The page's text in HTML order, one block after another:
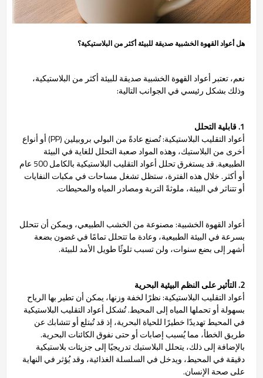
هل أعواد القهوة الخشبية صديقة للبيئة أكثر من البلاستيكية؟
نعم، تعتبر أعواد القهوة الخشبية صديقة للبيئة أكثر من البلاستيكية،
وذلك بشكل رئيسي في الجوانب التالية:
1. قابلية التحلل
أعواد التقليب البلاستيكية: تُصنع عادةً من البولي بروبيلين (PP) أو أنواع
أخرى من البلاستيك، وهذه المواد صعبة التحلل للغاية في البيئة
الطبيعية. قد يستغرق تحلل أعواد التقليب البلاستيكية بالكامل 500 عام
أو أكثر. خلال هذه الفترة، ستظل تشغل مساحات في مكبات النفايات
أو تتناثر في البيئة، ملوثةً التربة ومصادر المياه والمحيطات.
أعواد القهوة الخشبية: مصنوعة من الخشب الطبيعي، ويمكن أن تتحلل
بسرعة في البيئة الطبيعية، وعادة ما تتحلل تمامًا في غضون بضعة
أشهر إلى بضع سنوات، ولن تسبب تلوثًا طويل الأمد للبيئة.
2. التأثير على النظم البيئية البحرية
أعواد التقليب البلاستيكية: نظرًا لخفة وزنها، يمكن أن تطير بها الرياح
بسهولة أو تحملها المياه إلى المحيط. تُشكل أعواد التقليب البلاستيكية
في المحيط تهديدًا خطيرًا للحياة البحرية، إذ قد تُبتلع أو تتشابك عن
طريق الخطأ، مما يُسبب إصابات أو حتى نفوق الكائنات البحرية.
بالإضافة إلى ذلك، يتحلل البلاستيك تدريجيًا إلى جزيئات بلاستيكية
دقيقة في المحيط، ويدخل في السلسلة الغذائية، وقد يُؤثر في النهاية
على صحة الإنسان.